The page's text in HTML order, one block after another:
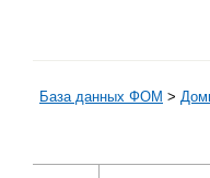
База данных ФОМ >